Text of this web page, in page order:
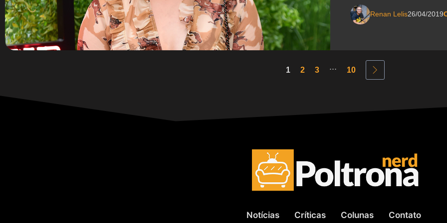
Renan Lelis26/04/2019
1 2 3 ... 10
Notícias Críticas Colunas Contato